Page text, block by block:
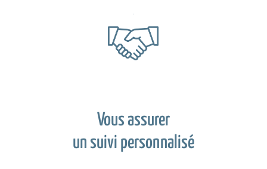
Vous assurer
un suivi personnalisé